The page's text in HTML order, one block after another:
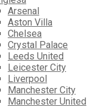
Arsenal
Aston Villa
Chelsea
Crystal Palace
Leeds United
Leicester City
Liverpool
Manchester City
Manchester United